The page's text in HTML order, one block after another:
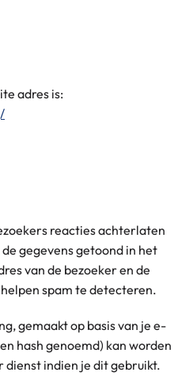
adres is:
reacties achterlaten
gegevens getoond in het
van de bezoeker en de
spam te detecteren.
gemaakt op basis van je e-
hash genoemd) kan worden
dienst indien je dit gebruikt.